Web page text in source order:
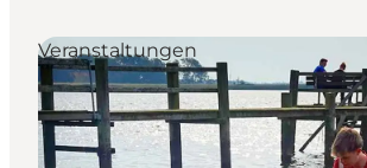
Veranstaltungen